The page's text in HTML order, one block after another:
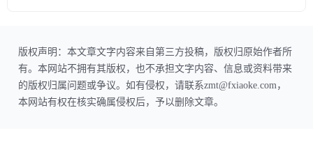
版权声明：本文章文字内容来自第三方投稿，版权归原始作者所
有。本网站不拥有其版权，也不承担文字内容、信息或资料带来
的版权归属问题或争议。如有侵权，请联系zmt@fxiaoke.com，
本网站有权在核实确属侵权后，予以删除文章。